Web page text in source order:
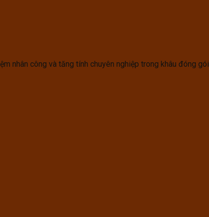
nhân công và tăng tính chuyên nghiệp trong khâu đóng gói.